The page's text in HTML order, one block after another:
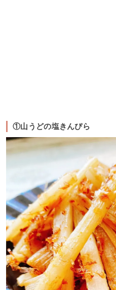
①山うどの塩きんぴら